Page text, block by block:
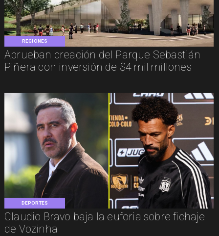
REGIONES
Aprueban creación del Parque Sebastián
Piñera con inversión de $4 mil millones
DEPORTES
Claudio Bravo baja la euforia sobre fichaje
de Vozinha